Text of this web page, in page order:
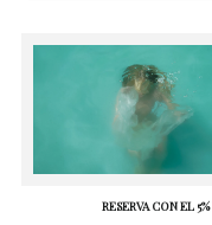
RESERVA CON EL